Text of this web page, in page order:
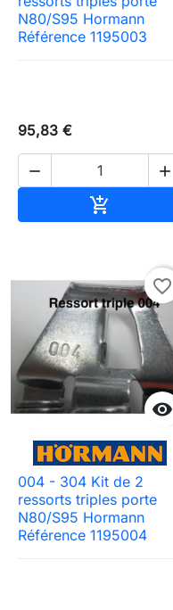
N80/S95 Hormann
Référence 1195003
95,83 €
 


favorite_border
004 - 304 Kit de 2
ressorts triples porte
N80/S95 Hormann
Référence 1195004